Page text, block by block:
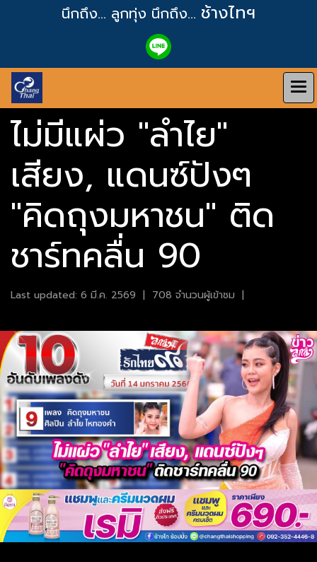
นึกถึง... ลูกทุ่ง นึกถึง... ช้างไทฯ
ไม่มีแผ่ว "ลำไย"
เสียง, แดนซ์ปังๆ
"คิดถุงมหาชน" ติด
ชาร์ทคลื่น 90
Last updated: 6 มี.ค. 2569 | 708 จำนวนผู้เข้าชม |